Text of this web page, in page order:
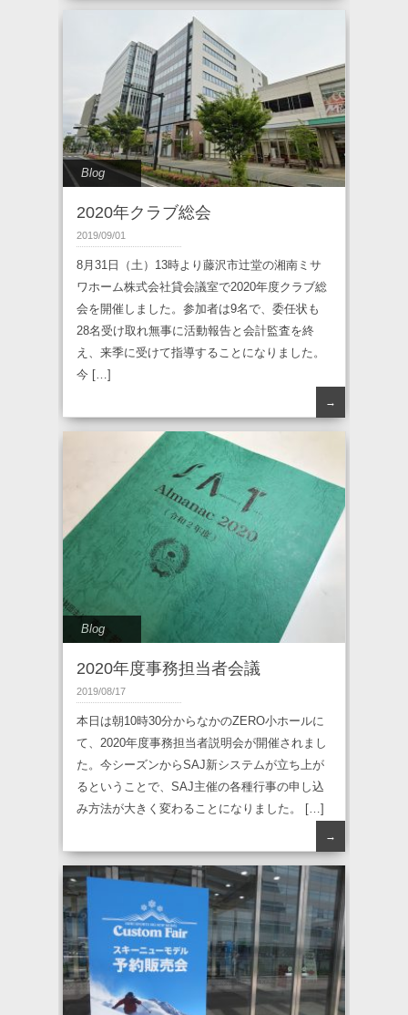
Blog
2020年クラブ総会
2019/09/01
8月31日（土）13時より藤沢市辻堂の湘南ミサ
ワホーム株式会社貸会議室で2020年度クラブ総
会を開催しました。参加者は9名で、委任状も
28名受け取れ無事に活動報告と会計監査を終
え、来季に受けて指導することになりました。
今 […]
→
Blog
2020年度事務担当者会議
2019/08/17
本日は朝10時30分からなかのZERO小ホールに
て、2020年度事務担当者説明会が開催されまし
た。今シーズンからSAJ新システムが立ち上が
るということで、SAJ主催の各種行事の申し込
み方法が大きく変わることになりました。 […]
→